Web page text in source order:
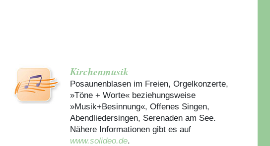
Kirchenmusik
Posaunenblasen im Freien, Orgelkonzerte,
»Töne + Worte« beziehungsweise
»Musik+Besinnung«, Offenes Singen,
Abendliedersingen, Serenaden am See.
Nähere Informationen gibt es auf
www.solideo.de.